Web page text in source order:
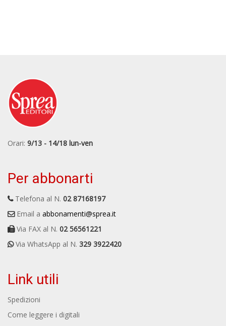
Orari: 9/13 - 14/18 lun-ven
Per abbonarti
Telefona al N. 02 87168197
Email a abbonamenti@sprea.it
Via FAX al N. 02 56561221
Via WhatsApp al N. 329 3922420
Link utili
Spedizioni
Come leggere i digitali